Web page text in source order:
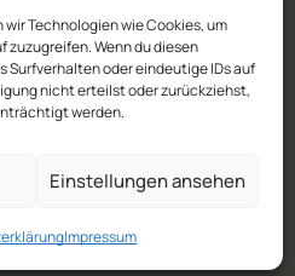
Technologien wie Cookies, um
Wenn du diesen
Surfverhalten oder eindeutige IDs auf
nicht erteilst oder zurückziehst,
werden.
Einstellungen ansehen
Impressum